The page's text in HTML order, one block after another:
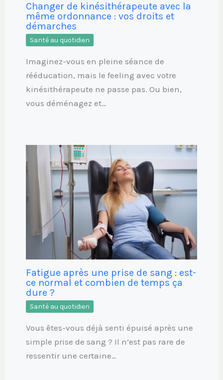
Changer de kinésithérapeute avec la
même ordonnance : vos droits et
démarches
Santé au quotidien
Imaginez-vous en pleine séance de
rééducation, mais le feeling avec votre
kinésithérapeute ne passe pas. Ou bien,
vous déménagez et…
Fatigue après une prise de sang : est-
ce normal et combien de temps ça
dure ?
Santé au quotidien
Vous êtes-vous déjà senti épuisé après une
simple prise de sang ? Il n’est pas rare de
ressentir une certaine…